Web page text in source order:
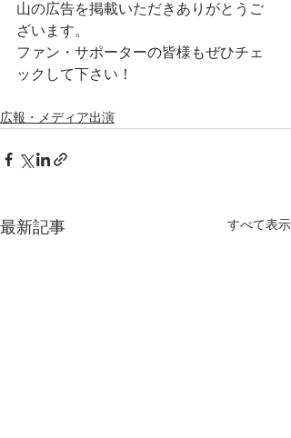
山の広告を掲載いただきありがとうご
ざいます。
ファン・サポーターの皆様もぜひチェ
ックして下さい！
広報・メディア出演
最新記事 すべて表示